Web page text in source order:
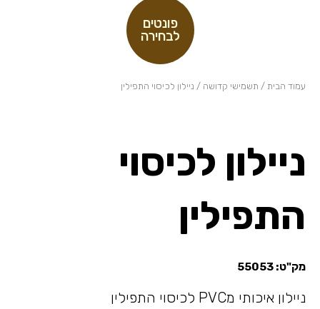
פונטים
לבחירה
עמוד הבית / תשמישי קדושה / ניילון לכיסוי התפילין
ניילון לכיסוי
התפילין
מק"ט: 55053
ניילון איכותי מPVC לכיסוי התפילין